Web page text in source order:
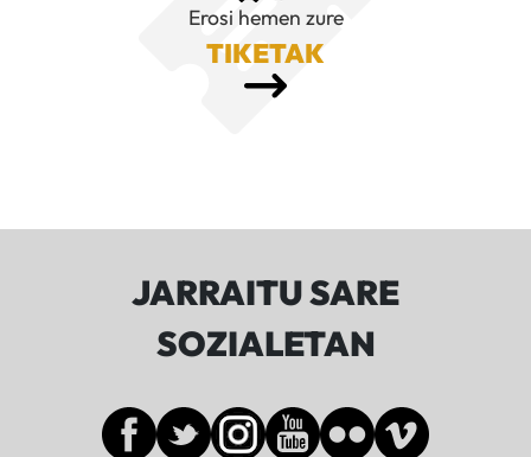
Erosi hemen zure
TIKETAK
JARRAITU SARE
SOZIALETAN